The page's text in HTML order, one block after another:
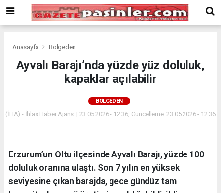
Bonusu
Veren
deneme
veren
siteler
Veren
Anasayfa Bölgeden
Ayvalı Barajı’nda yüzde yüz doluluk,
kapaklar açılabilir
BÖLGEDEN
(İHA) - İhlas Haber Ajansı | 23.05.2026 - 12:36, Güncelleme: 23.05.2026 - 12:36
Erzurum’un Oltu ilçesinde Ayvalı Barajı, yüzde 100
doluluk oranına ulaştı. Son 7 yılın en yüksek
seviyesine çıkan barajda, gece gündüz tam